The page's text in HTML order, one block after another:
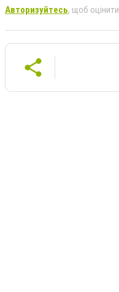
Авторизуйтесь, щоб оцінити